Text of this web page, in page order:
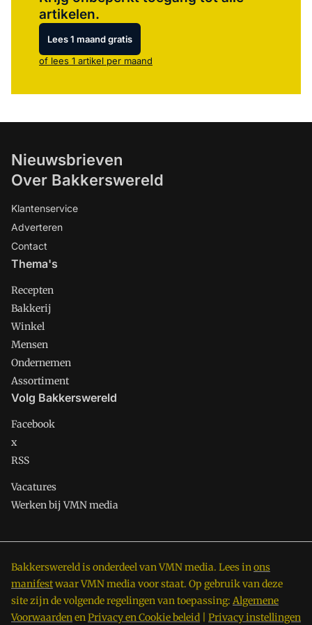
artikelen.
Lees 1 maand gratis
of lees 1 artikel per maand
Nieuwsbrieven
Over Bakkerswereld
Klantenservice
Adverteren
Contact
Thema's
Recepten
Bakkerij
Winkel
Mensen
Ondernemen
Assortiment
Volg Bakkerswereld
Facebook
x
RSS
Vacatures
Werken bij VMN media
Bakkerswereld is onderdeel van VMN media. Lees inons
manifestwaar VMN media voor staat. Op gebruik van deze
site zijn de volgende regelingen van toepassing: Algemene
VoorwaardenenPrivacy en Cookie beleid Privacy instellingen